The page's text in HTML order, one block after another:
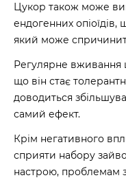
Цукор також може
ендогенних
який може
Регулярне вживання
що він стає
доводиться
самий ефект.
Крім негативного
сприяти набору
настрою, проблемам